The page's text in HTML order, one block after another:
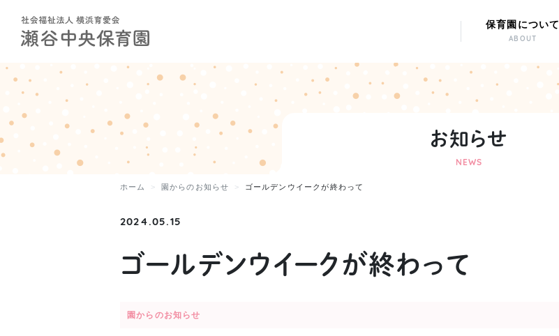
保育園について
ABOUT
お知らせ
NEWS
ホーム 園からのお知らせ ゴールデンウイークが終わって
2024.05.15
ゴールデンウイークが終わって
園からのお知らせ